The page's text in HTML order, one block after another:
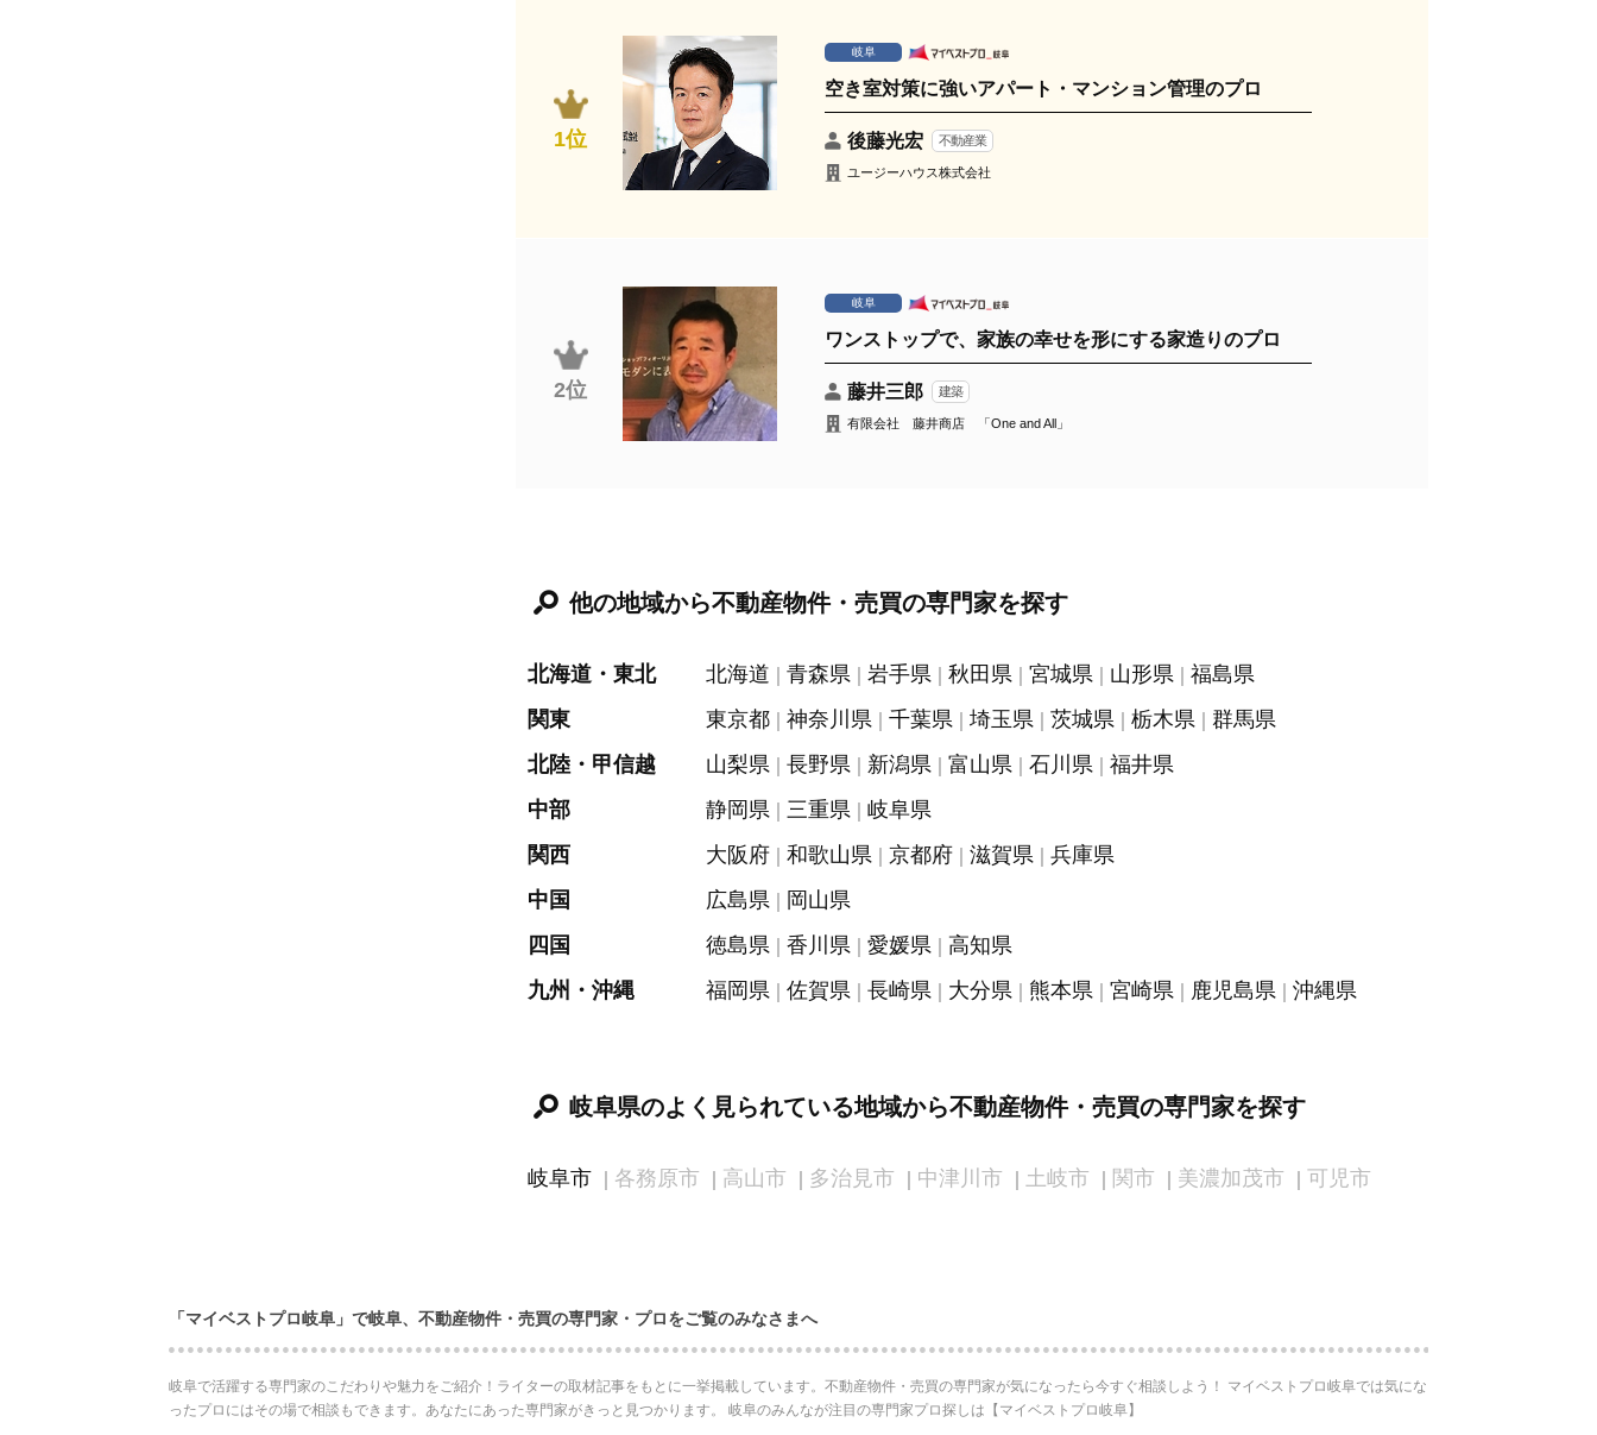
1位
岐阜
空き室対策に強いアパート・マンション管理のプロ
後藤光宏 不動産業
ユージーハウス株式会社
2位
岐阜
ワンストップで、家族の幸せを形にする家造りのプロ
藤井三郎 建築
有限会社 藤井商店 「One and All」
他の地域から不動産物件・売買の専門家を探す
北海道・東北 北海道 青森県 岩手県 秋田県 宮城県 山形県
福島県
関東
東京都 神奈川県 千葉県 埼玉県 茨城県 栃木県
群馬県
北陸・甲信越
山梨県 長野県 新潟県 富山県 石川県
福井県
中部
静岡県 三重県
岐阜県
関西
大阪府 和歌山県 京都府 滋賀県
兵庫県
中国
広島県
岡山県
四国
徳島県 香川県 愛媛県
高知県
九州・沖縄
福岡県 佐賀県 長崎県 大分県 熊本県 宮崎県 鹿児島県 沖縄県
岐阜県のよく見られている地域から不動産物件・売買の専門家を探す
岐阜市 各務原市 高山市 多治見市 中津川市 土岐市 関市 美濃加茂市 可児市
「マイベストプロ岐阜」で岐阜、不動産物件・売買の専門家・プロをご覧のみなさまへ
岐阜で活躍する専門家のこだわりや魅力をご紹介！ライターの取材記事をもとに一挙掲載しています。不動産物件・売買の専門家が気になったら今すぐ相談しよう！ マイベストプロ岐阜では気にな
ったプロにはその場で相談もできます。あなたにあった専門家がきっと見つかります。 岐阜のみんなが注目の専門家プロ探しは【マイベストプロ岐阜】